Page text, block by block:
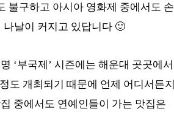
불구하고 아시아 영화제 중에서도 손
날이 커지고 있답니다 🙂
‘부국제’ 시즌에는 해운대 곳곳에서
도 개최되기 때문에 언제 어디서든지
중에서도 연예인들이 가는 맛집은